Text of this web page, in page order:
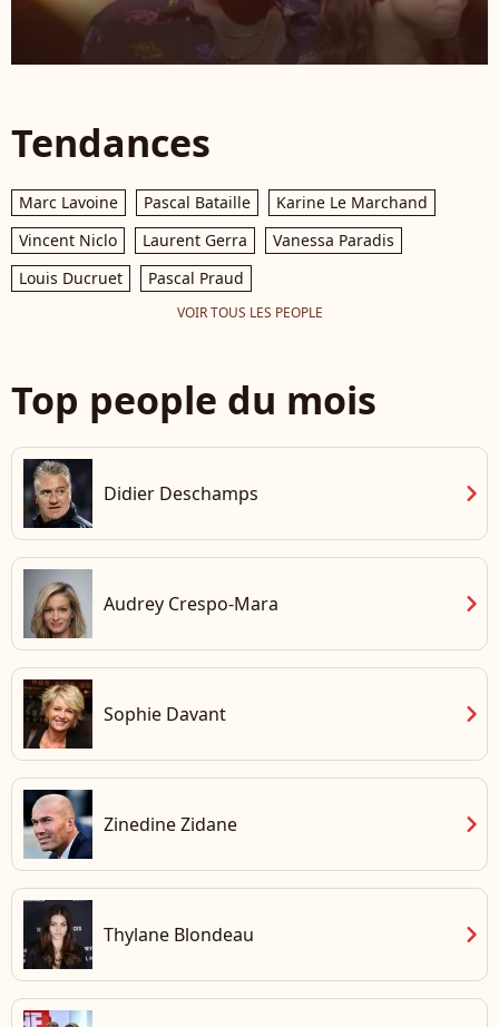
Tendances
Marc Lavoine Pascal Bataille
Karine Le Marchand
Vincent Niclo
Laurent Gerra
Vanessa Paradis
Louis Ducruet
Pascal Praud
VOIR TOUS LES PEOPLE
Top people du mois
Didier Deschamps chevron_right
Audrey Crespo-Mara chevron_right
Sophie Davant chevron_right
Zinedine Zidane chevron_right
Thylane Blondeau chevron_right